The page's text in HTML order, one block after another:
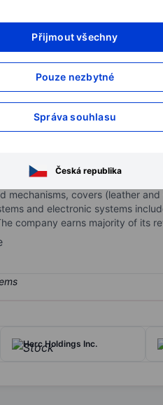
Přijmout všechny
Pouze nezbytné
Správa souhlasu
Česká republika
XXXXXXX
XXXXXXX
XXXXXXX
XXXXXXX
Otevřete si účeta
and electrical systems and
mechanisms, covers (leather
and electronic systems
company earns majority of its
Herc Holdings Inc.